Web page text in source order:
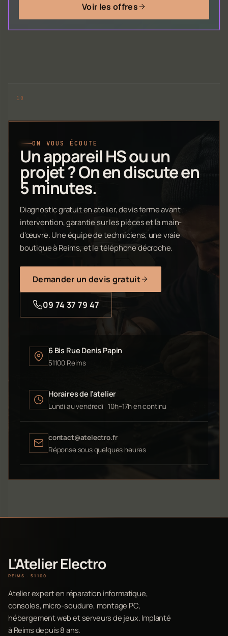
Voir les offres
ON VOUS ÉCOUTE
Un appareil HS ou un
projet ? On en discute en
5 minutes.
Diagnostic gratuit en atelier, devis ferme avant
intervention, garantie sur les pièces et la main-
d'œuvre. Une équipe de techniciens, une vraie
boutique à Reims, et le téléphone décroche.
Demander un devis gratuit
09 74 37 79 47
6 Bis Rue Denis Papin
51100 Reims
Horaires de l'atelier
Lundi au vendredi : 10h–17h en continu
contact@atelectro.fr
Réponse sous quelques heures
L'Atelier Electro
REIMS · 51100
Atelier expert en réparation informatique,
consoles, micro-soudure, montage PC,
hébergement web et serveurs de jeux. Implanté
à Reims depuis 8 ans.